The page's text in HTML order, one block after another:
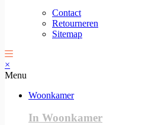
Contact
Retourneren
Sitemap
×
Menu
Woonkamer
In Woonkamer